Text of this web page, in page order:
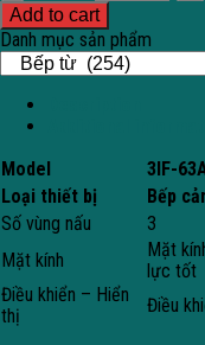
Add to cart
Danh mục sản phẩm
Model
3IF-
Loại thiết bị
Bếp
Số vùng nấu
3
Mặt kính
Mặt
lực tốt
Điều khiển – Hiển
thị
Điều